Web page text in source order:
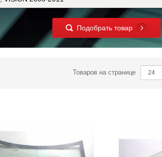
Подобрать товар
Товаров на странице